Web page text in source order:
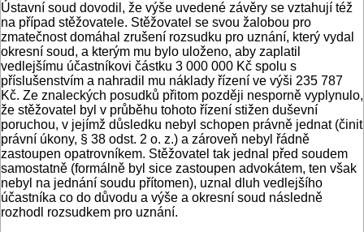
Ústavní soud dovodil, že výše uvedené závěry se vztahují též
na případ stěžovatele. Stěžovatel se svou žalobou pro
zmatečnost domáhal zrušení rozsudku pro uznání, který vydal
okresní soud, a kterým mu bylo uloženo, aby zaplatil
vedlejšímu účastníkovi částku 3 000 000 Kč spolu s
příslušenstvím a nahradil mu náklady řízení ve výši 235 787
Kč. Ze znaleckých posudků přitom později nesporně vyplynulo,
že stěžovatel byl v průběhu tohoto řízení stižen duševní
poruchou, v jejímž důsledku nebyl schopen právně jednat (činit
právní úkony, § 38 odst. 2 o. z.) a zároveň nebyl řádně
zastoupen opatrovníkem. Stěžovatel tak jednal před soudem
samostatně (formálně byl sice zastoupen advokátem, ten však
nebyl na jednání soudu přítomen), uznal dluh vedlejšího
účastníka co do důvodu a výše a okresní soud následně
rozhodl rozsudkem pro uznání.